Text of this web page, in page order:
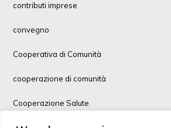
contributi imprese
convegno
Cooperativa di Comunità
cooperazione di comunità
Cooperazione Salute